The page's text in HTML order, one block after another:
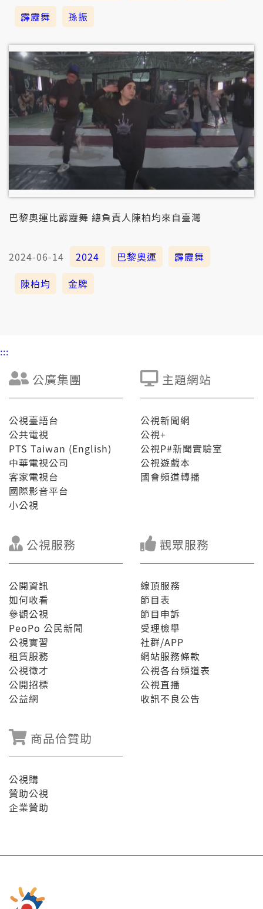
霹靂舞
孫振
巴黎奧運比霹靂舞 總負責人陳柏均來自臺灣
2024-06-14 2024 巴黎奧運
霹靂舞
陳柏均
金牌
:::
公廣集團
公視臺語台
公共電視
PTS Taiwan (English)
中華電視公司
客家電視台
國際影音平台
小公視
主題網站
公視新聞網
公視+
公視P#新聞實驗室
公視遊戲本
國會頻道轉播
公視服務
公開資訊
如何收看
參觀公視
PeoPo 公民新聞
公視實習
租賃服務
公視徵才
公開招標
公益網
觀眾服務
線頂服務
節目表
節目申訴
受理檢舉
社群/APP
網站服務條款
公視各台頻道表
公視直播
收訊不良公告
商品佮贊助
公視購
贊助公視
企業贊助